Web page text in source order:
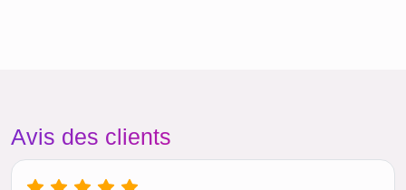
Avis des clients